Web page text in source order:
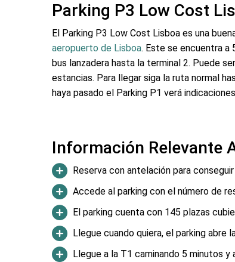
Parking P3 Low Cost
El Parking P3 Low Cost Lisboa es una
aeropuerto de Lisboa. Este se encuentra a
bus lanzadera hasta la terminal 2. Puede
estancias. Para llegar siga la ruta normal
haya pasado el Parking P1 verá
Información Relevante
Reserva con antelación para
Accede al parking con el número de
El parking cuenta con 145 plazas
Llegue cuando quiera, el parking abre
Llegue a la T1 caminando 5 minutos y